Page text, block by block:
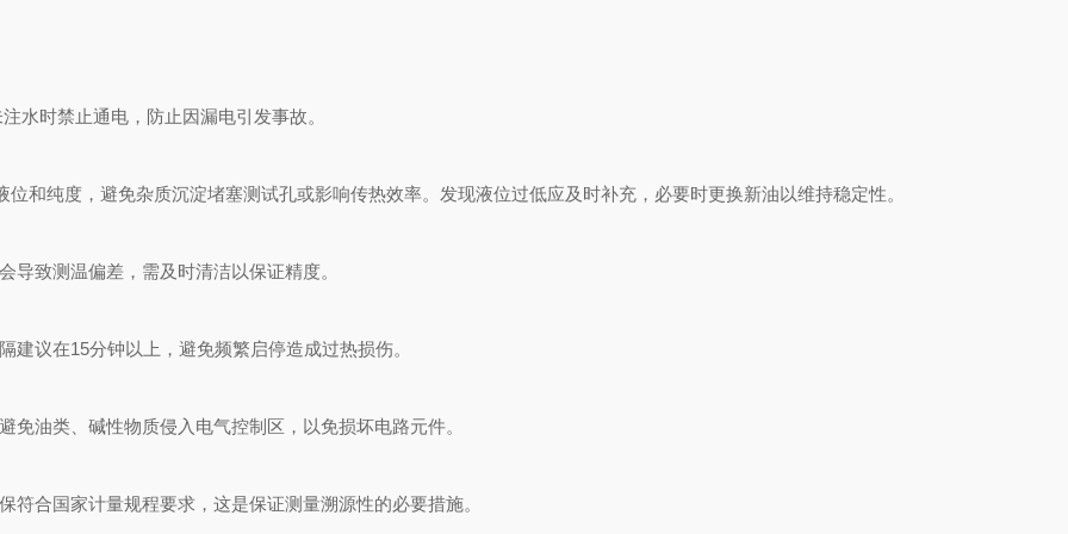
时禁止通电，防止因漏电引发事故。
纯度，避免杂质沉淀堵塞测试孔或影响传热效率。发现液位过低应及时补充，必要时更换新油以维持稳定性。
致测温偏差，需及时清洁以保证精度。
议在15分钟以上，避免频繁启停造成过热损伤。
类、碱性物质侵入电气控制区，以免损坏电路元件。
国家计量规程要求，这是保证测量溯源性的必要措施。